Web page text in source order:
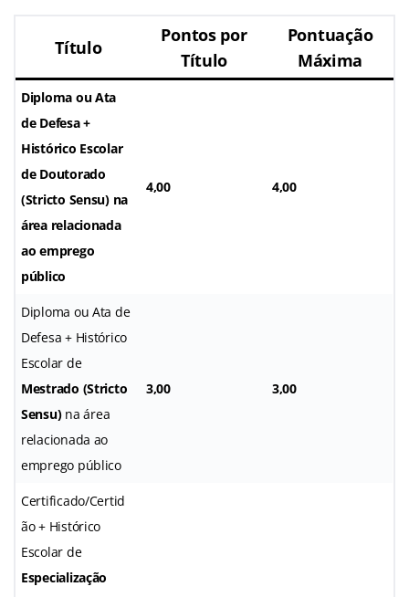
Título
Pontos por
Título
Pontuação
Máxima
Diploma ou Ata
de Defesa +
Histórico Escolar
de Doutorado
(Stricto Sensu)na
área relacionada
ao emprego
público
4,00 4,00
Diploma ou Ata de
Defesa + Histórico
Escolar de
Mestrado (Stricto
Sensu)na área
relacionada ao
emprego público
3,00 3,00
Certificado/Certid
ão + Histórico
Escolar de
Especialização